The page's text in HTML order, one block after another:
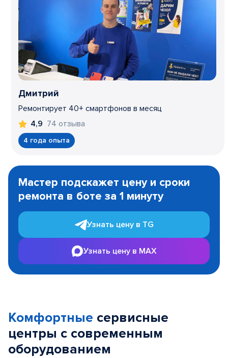
Дмитрий
Ремонтирует 40+ смартфонов в месяц
4,9 74 отзыва
4 года опыта
1
Мастер подскажет цену и сроки
ремонта в боте за 1 минуту
Узнать цену в TG
Узнать цену в MAX
Комфортные сервисные
центры с современным
оборудованием